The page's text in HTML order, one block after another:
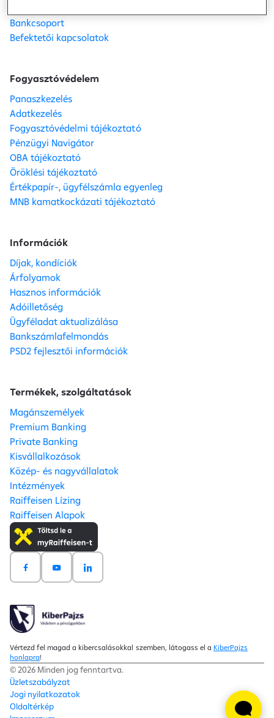
Bankcsoport
Befektetői kapcsolatok
Fogyasztóvédelem
Panaszkezelés
Adatkezelés
Fogyasztóvédelmi tájékoztató
Pénzügyi Navigátor
OBA tájékoztató
Öröklési tájékoztató
Értékpapír-, ügyfélszámla egyenleg
MNB kamatkockázati tájékoztató
Információk
Díjak, kondíciók
Árfolyamok
Hasznos információk
Adóilletőség
Ügyféladat aktualizálása
Bankszámlafelmondás
PSD2 fejlesztői információk
Termékek, szolgáltatások
Magánszemélyek
Premium Banking
Private Banking
Kisvállalkozások
Közép- és nagyvállalatok
Intézmények
Raiffeisen Lízing
Raiffeisen Alapok
Vértezd fel magad a kibercsalásokkal szemben, látogass el a KiberPajzs
honlapra!
© 2026 Minden jog fenntartva.
Üzletszabályzat
Jogi nyilatkozatok
Oldaltérkép